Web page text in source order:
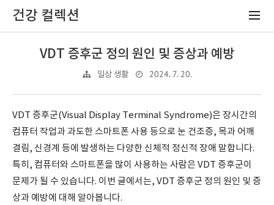
건강 컬렉션
VDT 증후군 정의 원인 및 증상과 예방
일상 생활 2024. 7. 20.
VDT 증후군(Visual Display Terminal Syndrome)은 장시간의
컴퓨터 작업과 과도한 스마트폰 사용 등으로 눈 건조증, 목과 어깨
결림, 신경계 등에 발생하는 다양한 신체적 정신적 장애 말합니다.
특히, 컴퓨터와 스마트폰을 많이 사용하는 사람은 VDT 증후군이
문제가 될 수 있습니다. 이번 글에서는, VDT 증후군 정의 원인 및 증
상과 예방에 대해 알아봅니다.